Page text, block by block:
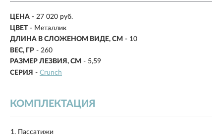
ЦЕНА - 27 020 руб.
ЦВЕТ - Металлик
ДЛИНА В СЛОЖЕНОМ ВИДЕ, СМ - 10
ВЕС, ГР - 260
РАЗМЕР ЛЕЗВИЯ, СМ - 5,59
СЕРИЯ - Crunch
КОМПЛЕКТАЦИЯ
Пассатижи